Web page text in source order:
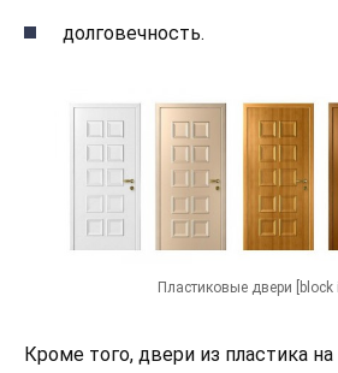
долговечность.
Пластиковые двери [block
Кроме того, двери из пластика